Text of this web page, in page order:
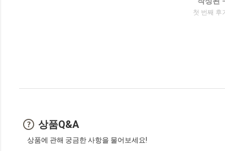
첫 번째 후
상품Q&A
상품에 관해 궁금한 사항을 물어보세요!